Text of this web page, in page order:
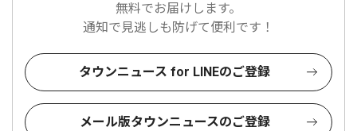
無料でお届けします。
通知で見逃しも防げて便利です！
タウンニュース for LINEのご登録
メール版タウンニュースのご登録